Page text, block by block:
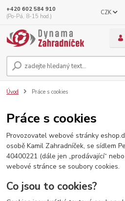
CZK
+420 602 584 910
(Po-Pá, 8-15 hod.)
Úvod Práce s cookies
Práce s cookies
Provozovatel webové stránky
osobě Kamil Zahradníček, se sídlem
40400221 (dále jen „prodávající“
webové stránce se soubory cookies.
Co jsou to cookies?